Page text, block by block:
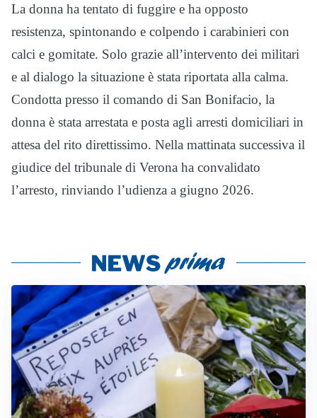
La donna ha tentato di fuggire e ha opposto
resistenza, spintonando e colpendo i carabinieri con
calci e gomitate. Solo grazie all’intervento dei militari
e al dialogo la situazione è stata riportata alla calma.
Condotta presso il comando di San Bonifacio, la
donna è stata arrestata e posta agli arresti domiciliari in
attesa del rito direttissimo. Nella mattinata successiva il
giudice del tribunale di Verona ha convalidato
l’arresto, rinviando l’udienza a giugno 2026.